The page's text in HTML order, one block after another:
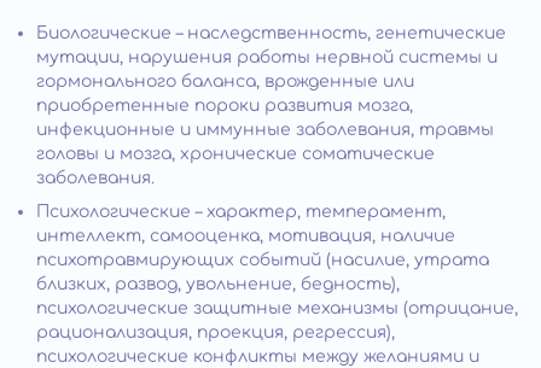
Биологические – наследственность, генетические
мутации, нарушения работы нервной системы и
гормонального баланса, врожденные или
приобретенные пороки развития мозга,
инфекционные и иммунные заболевания, травмы
головы и мозга, хронические соматические
заболевания.
Психологические – характер, темперамент,
интеллект, самооценка, мотивация, наличие
психотравмирующих событий (насилие, утрата
близких, развод, увольнение, бедность),
психологические защитные механизмы (отрицание,
рационализация, проекция, регрессия),
психологические конфликты между желаниями и